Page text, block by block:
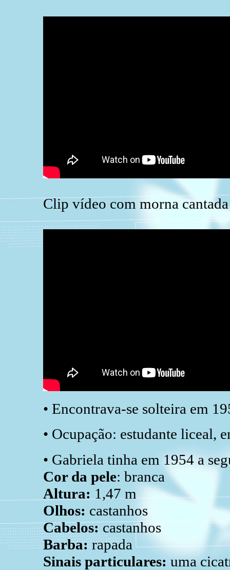
Clip vídeo com morna
• Encontrava-se solteira em
• Ocupação: estudante liceal,
• Gabriela tinha em 1954 a
Cor da pele: branca
Altura: 1,47 m
Olhos: castanhos
Cabelos:castanhos
Barba: rapada
Sinais particulares: uma